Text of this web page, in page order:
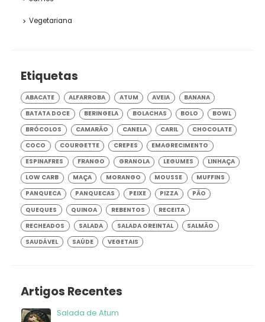
Vegetariana
Etiquetas
ABACATE ALFARROBA ATUM AVEIA
BANANA
BATATA DOCE
BERINGELA BOLACHAS BOLO
BOWL
BRÓCOLOS
CAMARÃO CANELA CARIL
CHOCOLATE
COCO
COURGETTE CREPES
EMAGRECIMENTO
ESPINAFRES
FRANGO GRANOLA LEGUMES
LINHAÇA
LOW CARB
MAÇA MORANGO MOUSSE
MUFFINS
PANQUECA
PANQUECAS PEIXE PIZZA
PÃO
QUEQUES
QUINOA REBENTOS
RECEITA
RECHEADOS
SALADA SALADA OREINTAL
SALMÃO
SAUDÁVEL
SAÚDE VEGETAIS
Artigos Recentes
Salada de Atum